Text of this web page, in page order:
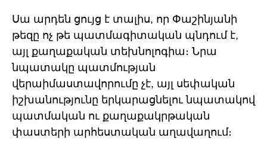
Սա արդեն ցույց է տալիս, որ Փաշինյանի
թեզը ոչ թե պատմագիտական պնդում է,
այլ քաղաքական տեխնոլոգիա։ Նրա
նպատակը պատմության
վերաիմաստավորումը չէ, այլ սեփական
իշխանությունը երկարացնելու նպատակով
պատմական ու քաղաքակրթական
փաստերի արհեստական աղավաղում։